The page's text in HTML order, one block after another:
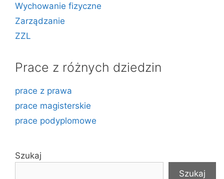
Wychowanie fizyczne
Zarządzanie
ZZL
Prace z różnych dziedzin
prace z prawa
prace magisterskie
prace podyplomowe
Szukaj
Szukaj